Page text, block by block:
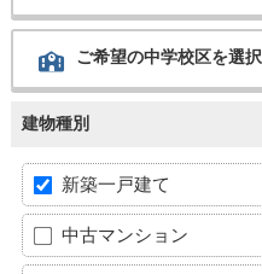
ご希望の中学校区を選
建物種別
新築一戸建て
中古マンション